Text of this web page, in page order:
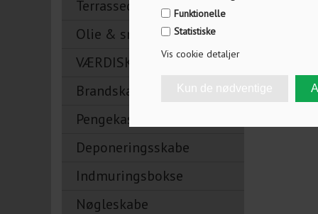
Funktionelle
Statistiske
Vis cookie detaljer
Terrassedørslåse
Olie & smøremidler
VÆRDISKABE
Brandskabe
Pengekasser
Deponeringsskabe
Indmuringsbokse
Nøgleskabe